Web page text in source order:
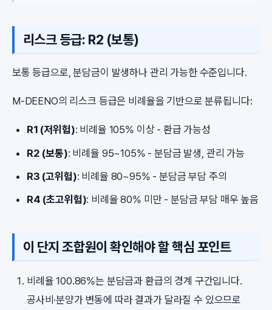
리스크 등급: R2 (보통)
보통 등급으로, 분담금이 발생하나 관리 가능한 수준입니다.
M-DEENO의 리스크 등급은 비례율을 기반으로 분류됩니다:
R1 (저위험): 비례율 105% 이상 - 환급 가능성
R2 (보통): 비례율 95~105% - 분담금 발생, 관리 가능
R3 (고위험): 비례율 80~95% - 분담금 부담 주의
R4 (초고위험): 비례율 80% 미만 - 분담금 부담 매우 높음
이 단지 조합원이 확인해야 할 핵심 포인트
비례율 100.86%는 분담금과 환급의 경계 구간입니다.
공사비·분양가 변동에 따라 결과가 달라질 수 있으므로